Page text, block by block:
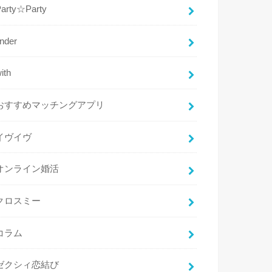
すすめマッチングアプリ
ヴイヴ
ンライン婚活
ロスミー
ラム
クシィ恋結び